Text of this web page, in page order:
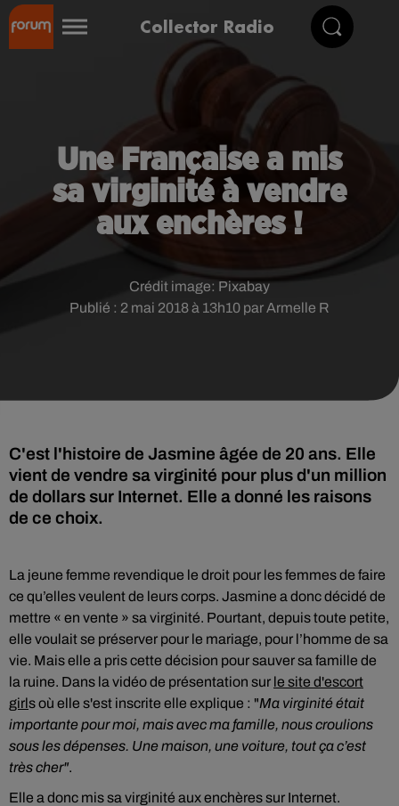
Collector Radio
Une Française a mis
sa virginité à vendre
aux enchères !
Publié : 2 mai 2018 à 13h10 par Armelle R
Crédit image: Pixabay
C'est l'histoire de Jasmine âgée de 20 ans. Elle
vient de vendre sa virginité pour plus d'un million
de dollars sur Internet. Elle a donné les raisons
de ce choix.
La jeune femme revendique le droit pour les femmes de faire
ce qu’elles veulent de leurs corps. Jasmine a donc décidé de
mettre « en vente » sa virginité. Pourtant, depuis toute petite,
elle voulait se préserver pour le mariage, pour l’homme de sa
vie. Mais elle a pris cette décision pour sauver sa famille de
la ruine. Dans la vidéo de présentation sur le site d'escort
girls où elle s'est inscrite elle explique : "Ma virginité était
importante pour moi, mais avec ma famille, nous croulions
sous les dépenses. Une maison, une voiture, tout ça c’est
très cher".
Elle a donc mis sa virginité aux enchères sur Internet.